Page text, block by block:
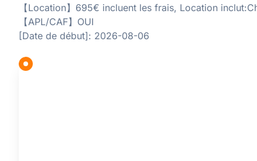
【Location】695€ incluent les frais, Location
【APL/CAF】OUI
[Date de début]: 2026-08-06